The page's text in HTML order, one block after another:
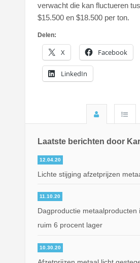
verwacht die kan fluctueren
$15.500 en $18.500 per ton.
Delen:
X Facebook
LinkedIn
Laatste berichten door
12.04.20
Lichte stijging afzetprijzen
11.10.20
Dagproductie metaalproducten
ruim 6 procent lager
10.30.20